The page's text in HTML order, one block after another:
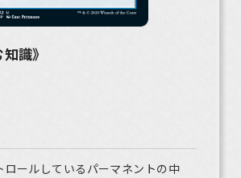
識》
ロールしているパーマネントの中